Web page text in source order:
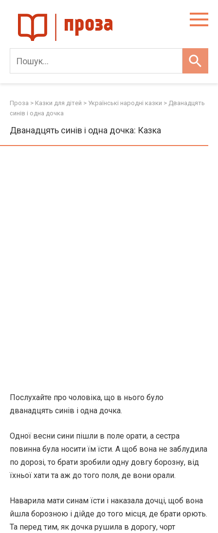
content
Проза > Казки для дітей > Українські народні казки > Дванадцять
синів і одна дочка
Дванадцять синів і одна дочка: Казка
Послухайте про чоловіка, що в нього було
дванадцять синів і одна дочка.
Одної весни сини пішли в поле орати, а сестра
повинна була носити їм їсти. А щоб вона не заблудила
по дорозі, то брати зробили одну довгу борозну, від
їхньої хати та аж до того поля, де вони орали.
Наварила мати синам їсти і наказала дочці, щоб вона
йшла борозною і дійде до того місця, де брати орють.
Та перед тим, як дочка рушила в дорогу, чорт